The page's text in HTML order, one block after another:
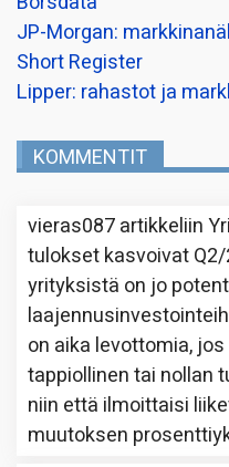
JP-Morgan:
Short Register
Lipper: rahastot ja
KOMMENTIT
vieras087artikkeliin
tulokset kasvoivat
yrityksistä on jo
on aika levottomia,
tappiollinen tai nollan
niin että ilmoittaisi
muutoksen